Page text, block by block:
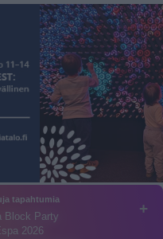
+
tapahtumia
Block Party
2026